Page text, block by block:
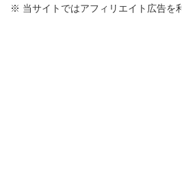
※ 当サイトではアフィリエイト広告を